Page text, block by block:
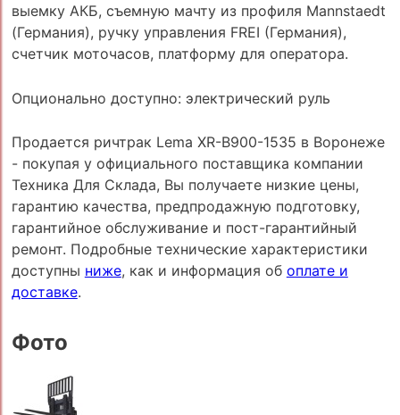
выемку АКБ, съемную мачту из профиля Mannstaedt
(Германия), ручку управления FREI (Германия),
счетчик моточасов, платформу для оператора.
Опционально доступно: электрический руль
Продается ричтрак Lema XR-B900-1535 в Воронеже
- покупая у официального поставщика компании
Техника Для Склада, Вы получаете низкие цены,
гарантию качества, предпродажную подготовку,
гарантийное обслуживание и пост-гарантийный
ремонт. Подробные технические характеристики
доступны ниже, как и информация об оплате и
доставке.
Фото